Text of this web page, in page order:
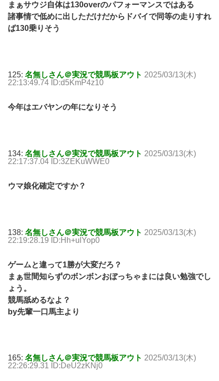
まぁサウジ自体は130overのパフォーマンスではある
諸事情で低めに出しただけだからドバイで同等の走りすれ
ば130乗りそう
125: 名無しさん＠実況で競馬板アウト 2025/03/13(木)
22:13:49.74 ID:d5KmP4z10
今年はエバヤンの年になりそう
134: 名無しさん＠実況で競馬板アウト 2025/03/13(木)
22:17:37.04 ID:3ZEKuWWE0
ウマ娘化確定ですか？
138: 名無しさん＠実況で競馬板アウト 2025/03/13(木)
22:19:28.19 ID:Hh+ulYop0
ゲームと違って1勝が大変だろ？
まぁ世間知らずのボンボンおぼっちゃまには良い勉強でし
ょう。
競馬舐めるなよ？
by先輩一口馬主より
165: 名無しさん＠実況で競馬板アウト 2025/03/13(木)
22:26:29.31 ID:DeU2zKNj0